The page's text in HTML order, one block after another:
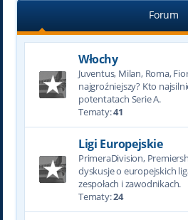
Forum
Włochy
Juventus, Milan, Roma,
najgroźniejszy? Kto
potentatach Serie A.
Tematy:41
Ligi Europejskie
PrimeraDivision,
dyskusje o europejskich
zespołach i zawodnikach.
Tematy:24